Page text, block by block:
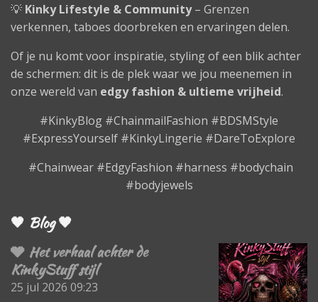
💡 Kinky Lifestyle & Community– Grenzen
verkennen, taboes doorbreken en ervaringen delen.
Of je nu komt voor inspiratie, styling of een blik achter
de schermen: dit is de plek waar we jou meenemen in
onze wereld van edgy fashion & ultieme vrijheid.
#KinkyBlog #ChainmailFashion #BDSMStyle
#ExpressYourself #KinkyLingerie #DareToExplore
#Chainwear #EdgyFashion #harness #bodychain
#bodyjewels
🖤 Blog 🖤
🩶 Het verhaal achter de
KinkyStuff stijl
25 jul 2026 09:23